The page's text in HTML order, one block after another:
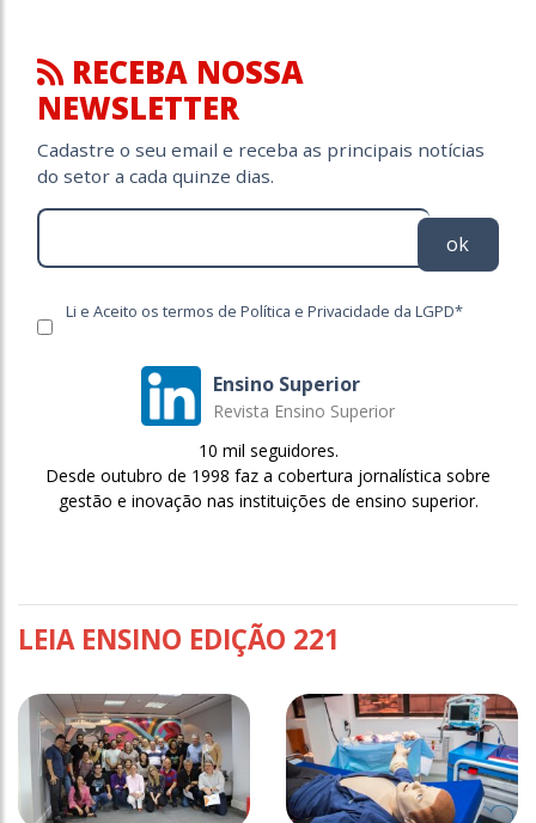
RECEBA NOSSA
NEWSLETTER
Cadastre o seu email e receba as principais notícias
do setor a cada quinze dias.
ok
Li e Aceito os termos de Política e Privacidade da LGPD*
Ensino Superior
Revista Ensino Superior
10 mil seguidores.
Desde outubro de 1998 faz a cobertura jornalística sobre
gestão e inovação nas instituições de ensino superior.
LEIA ENSINO EDIÇÃO 221